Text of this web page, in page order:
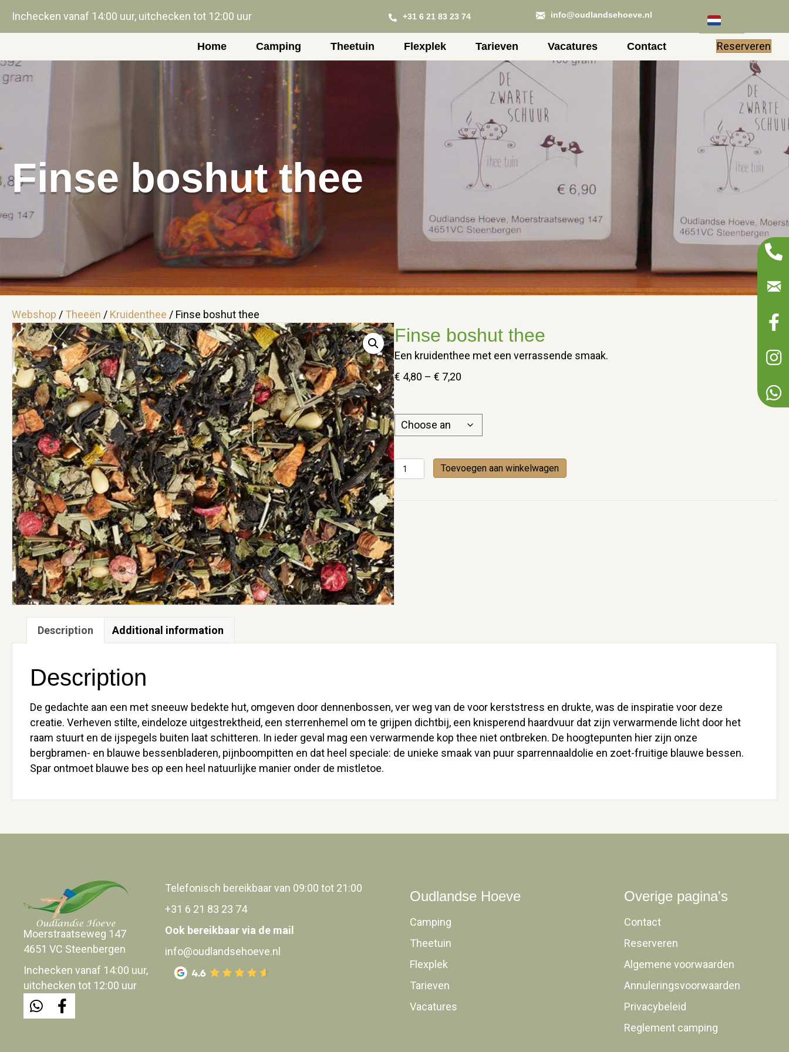
Inchecken vanaf 14:00 uur, uitchecken tot 12:00 uur +31 6 21 83 23 74 info@oudlandsehoeve.nl
Home Camping Theetuin Flexplek Tarieven Vacatures Contact Reserveren
Finse boshut thee
Webshop / Theeën / Kruidenthee / Finse boshut thee
Finse boshut thee
Een kruidenthee met een verrassende smaak.
€ 4,80 – € 7,20
through
€ 7,20
Finse
boshut
Toevoegen aan winkelwagen
Description Additional information
Description
De gedachte aan een met sneeuw bedekte hut, omgeven door dennenbossen, ver weg van de voor kerststress en drukte, was de inspiratie voor deze
creatie. Verheven stilte, eindeloze uitgestrektheid, een sterrenhemel om te grijpen dichtbij, een knisperend haardvuur dat zijn verwarmende licht door het
raam stuurt en de ijspegels buiten laat schitteren. In ieder geval mag een verwarmende kop thee niet ontbreken. De hoogtepunten hier zijn onze
bergbramen- en blauwe bessenbladeren, pijnboompitten en dat heel speciale: de unieke smaak van puur sparrennaaldolie en zoet-fruitige blauwe bessen.
Spar ontmoet blauwe bes op een heel natuurlijke manier onder de mistletoe.
Moerstraatseweg 147
4651 VC Steenbergen
Inchecken vanaf 14:00 uur,
uitchecken tot 12:00 uur
Telefonisch bereikbaar van 09:00 tot 21:00
+31 6 21 83 23 74
Ook bereikbaar via de mail
info@oudlandsehoeve.nl
Oudlandse Hoeve
Camping
Theetuin
Flexplek
Tarieven
Vacatures
Overige pagina's
Contact
Reserveren
Algemene voorwaarden
Annuleringsvoorwaarden
Privacybeleid
Reglement camping